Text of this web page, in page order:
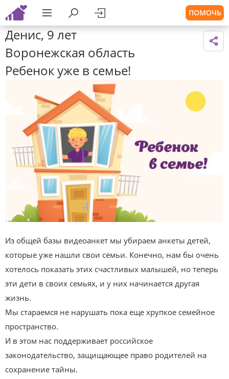
ПОМОЧЬ
Денис, 9 лет
Воронежская область
Ребенок уже в семье!
Из общей базы видеоанкет мы убираем анкеты детей,
которые уже нашли свои семьи. Конечно, нам бы очень
хотелось показать этих счастливых малышей, но теперь
эти дети в своих семьях, и у них начинается другая
жизнь.
Мы стараемся не нарушать пока еще хрупкое семейное
пространство.
И в этом нас поддерживает российское
законодательство, защищающее право родителей на
сохранение тайны.